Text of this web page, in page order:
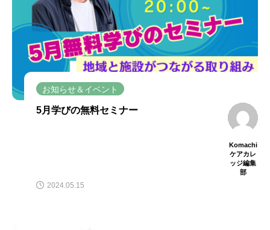
お知らせ＆イベント
5月学びの無料セミナー
Komachi
ケアカレ
ッジ編集
部
2024.05.15